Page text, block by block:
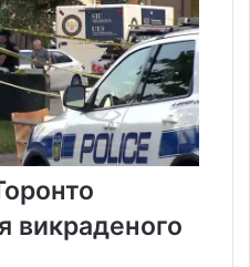
викраденого